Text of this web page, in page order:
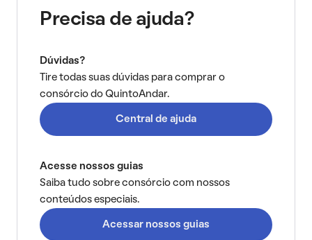
Precisa de ajuda?
Dúvidas?
Tire todas suas dúvidas para comprar o
consórcio do QuintoAndar.
Central de ajuda
Acesse nossos guias
Saiba tudo sobre consórcio com nossos
conteúdos especiais.
Acessar nossos guias